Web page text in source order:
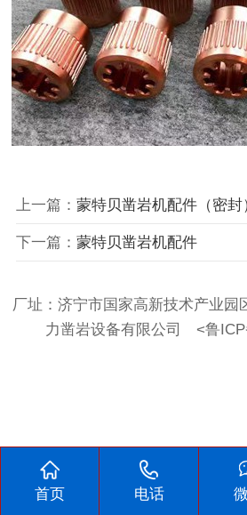
上一篇： 蒙特贝凿岩机配件（密封
下一篇： 蒙特贝凿岩机配件
厂址：济宁市国家高新技术产业
力凿岩设备有限公司
<鲁
首页 电话